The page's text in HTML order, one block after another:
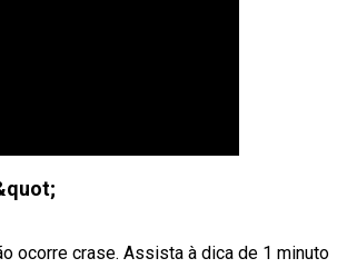
ocorre crase. Assista à dica de 1 minuto